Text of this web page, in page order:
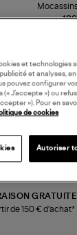
GRATUITE
de 150 € d'achat*
et technologies
et analyses,
pouvez configurer
(« J’accepte ») ou
»). Pour en
de cookies
Autoriser